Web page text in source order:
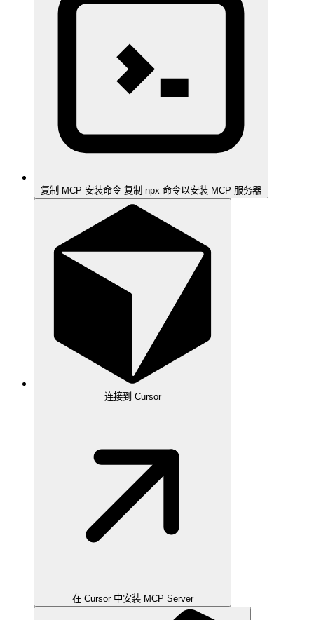
复制 MCP 安装命令 复制 npx 命令以安装 MCP 服务器
连接到 Cursor
在 Cursor 中安装 MCP Server